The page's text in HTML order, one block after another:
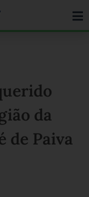
da
de Paiva